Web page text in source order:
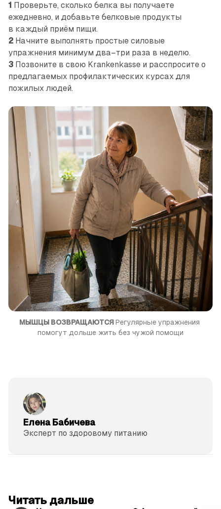
1 Проверьте, сколько белка вы получаете
ежедневно, и добавьте белковые продукты
в каждый приём пищи.
2Начните выполнять простые силовые
упражнения минимум два–три раза в неделю.
3Позвоните в свою Krankenkasse и расспросите о
предлагаемых профилактических курсах для
пожилых людей.
МЫШЦЫ ВОЗВРАЩАЮТСЯ Регулярные упражнения
помогут дольше жить без чужой помощи
Елена Бабичева
Эксперт по здоровому питанию
Читать дальше